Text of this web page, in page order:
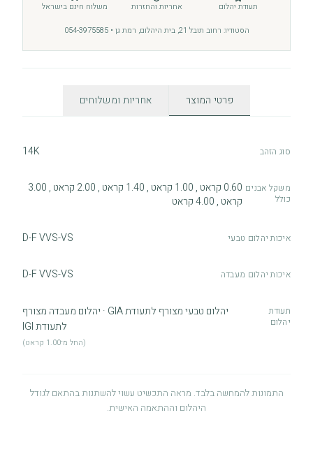
תעודת יהלום אחריות והחזרות
משלוח חינם בישראל
הסטודיו: רחוב תובל 21, בית היהלום, רמת גן • 054-3975585
פרטי המוצר אחריות ומשלוחים
סוג הזהב 14K
משקל אבנים
כולל
0.60 קראט , 1.00 קראט , 1.40 קראט , 2.00 קראט , 3.00
קראט , 4.00 קראט
איכות יהלום טבעי D-F VVS-VS
איכות יהלום מעבדה D-F VVS-VS
תעודת
יהלום
יהלום טבעי מצורף לתעודת GIA · יהלום מעבדה מצורף
לתעודת IGI
(החל מ־1.00 קראט)
התמונות להמחשה בלבד. מראה התכשיט עשוי להשתנות בהתאם לגודל
היהלום וההתאמה האישית.